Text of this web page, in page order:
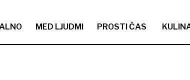
MED LJUDMI PROSTI ČAS